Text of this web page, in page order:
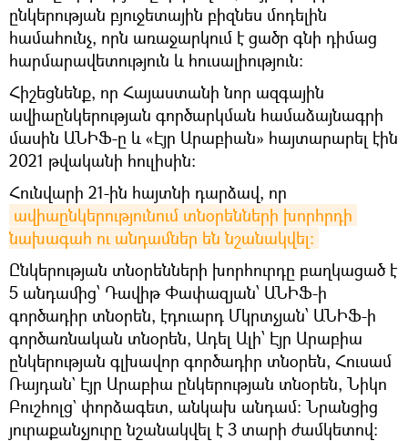
ընկերության բյուջետային բիզնես մոդելին
համահունչ, որն առաջարկում է ցածր գնի դիմաց
հարմարավետություն և հուսալիություն:
Հիշեցնենք, որ Հայաստանի նոր ազգային
ավիաընկերության գործարկման համաձայնագրի
մասին ԱՆԻՖ-ը և «Էյր Արաբիան» հայտարարել էին
2021 թվականի հուլիսին:
Հունվարի 21-ին հայտնի դարձավ, որ
ավիաընկերությունում տնօրենների խորհրդի
նախագահ ու անդամներ են նշանակվել։
Ընկերության տնօրենների խորհուրդը բաղկացած է
5 անդամից՝ Դավիթ Փափազյան՝ ԱՆԻՖ-ի
գործադիր տնօրեն, էդուարդ Մկրտչյան՝ ԱՆԻՖ-ի
գործառնական տնօրեն, Ադել Ալի՝ Էյր Արաբիա
ընկերության գլխավոր գործադիր տնօրեն, Հուսամ
Ռայդան` Էյր Արաբիա ընկերության տնօրեն, Նիկո
Բուշհոլց` փորձագետ, անկախ անդամ։ Նրանցից
յուրաքանչյուրը նշանակվել է 3 տարի ժամկետով։